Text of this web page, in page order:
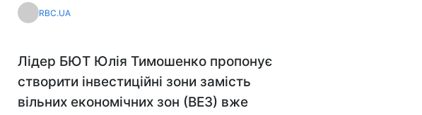
RBC.UA
Лідер БЮТ Юлія Тимошенко пропонує
створити інвестиційні зони замість
вільних економічних зон (ВЕЗ) вже